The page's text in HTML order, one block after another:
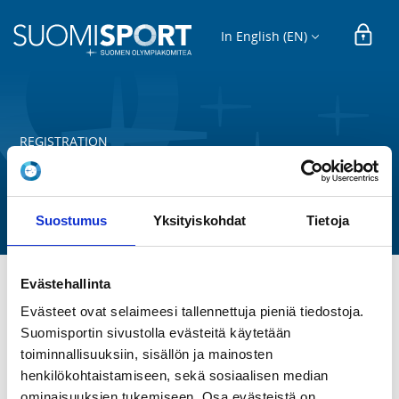
Suostumus Yksityiskohdat Tietoja
Evästehallinta
Evästeet ovat selaimeesi tallennettuja pieniä tiedostoja.
Suomisportin sivustolla evästeitä käytetään
toiminnallisuuksiin, sisällön ja mainosten
henkilökohtaistamiseen, sekä sosiaalisen median
In English (EN)
REGISTRATION
Hiihtoliikkari Kauppi keskiviikko
Hiihtoliikkariryhmä alle 7-vuotiaille. Kokoontuminen
Kaupissa keskiviikkoisin klo 18.00-19.00.
REGISTRATION PERIOD
Tu 2.9.2025 at 00:00 - Fr 1.5.2026 at 00:00